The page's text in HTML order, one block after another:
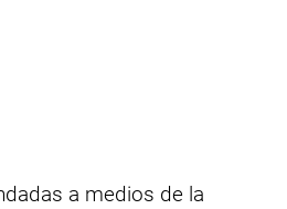
a medios de la